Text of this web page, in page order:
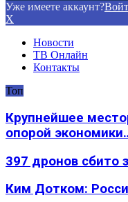
Уже имеете аккаунт?
X
Новости
ТВ Онлайн
Контакты
Топ
Крупнейшее
опорой
397 дронов сбито
Ким Дотком: